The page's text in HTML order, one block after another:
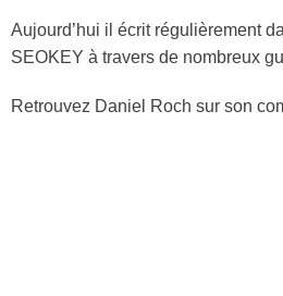
Aujourd’hui il écrit régulièrement
SEOKEY à travers de nombreux
Retrouvez Daniel Roch sur son